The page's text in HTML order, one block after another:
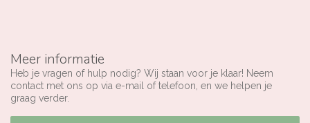
Meer informatie
Heb je vragen of hulp nodig? Wij staan voor je klaar! Neem
contact met ons op via e-mail of telefoon, en we helpen je
graag verder.